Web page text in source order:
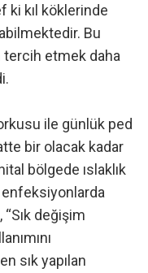
ki kıl köklerinde
Bu
tercih etmek daha
ile günlük ped
bir olacak kadar
bölgede ıslaklık
enfeksiyonlarda
“Sık değişim
sık yapılan